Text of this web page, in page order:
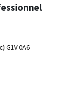
G1V 0A6